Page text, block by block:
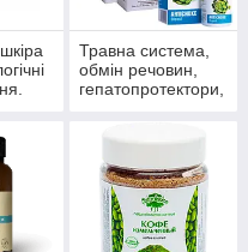
Травна система,
обмін речовин,
гепатопротектори,